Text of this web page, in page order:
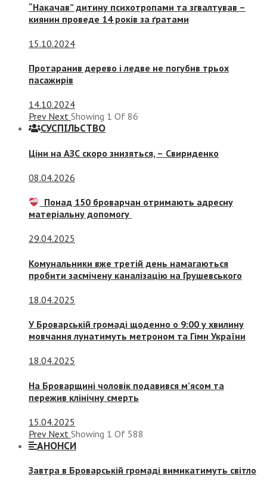
“Накачав” дитину психотропами та згвалтував –
киянин проведе 14 років за ґратами
15.10.2024
Протаранив дерево і ледве не погубив трьох
пасажирів
14.10.2024
Prev Next Showing 1 Of 86
СУСПIЛЬСТВО
Ціни на АЗС скоро знизяться, – Свириденко
08.04.2026
Понад 150 броварчан отримають адресну
матеріальну допомогу
29.04.2025
Комунальники вже третій день намагаються
пробити засмічену каналізацію на Грушевського
18.04.2025
У Броварській громаді щоденно о 9:00 у хвилину
мовчання лунатимуть метроном та Гімн України
18.04.2025
На Броварщині чоловік подавився м’ясом та
пережив клінічну смерть
15.04.2025
Prev Next Showing 1 Of 588
АНОНСИ
Завтра в Броварській громаді вимикатимуть світло